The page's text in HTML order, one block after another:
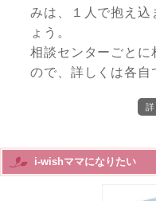
みは、１人で抱え込
ょう。
相談センターごとに
ので、詳しくは各自
i-wishママになりたい